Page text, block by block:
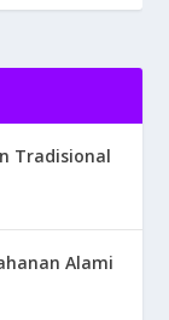
Tradisional
Alami